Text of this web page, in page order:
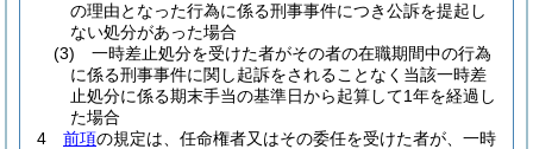
の理由となった行為に係る刑事事件につき公訴を提起し
ない処分があった場合
(3)
一時差止処分を受けた者がその者の在職期間中の行為
に係る刑事事件に関し起訴をされることなく当該一時差
止処分に係る期末手当の基準日から起算して1年を経過し
た場合
4
前項の規定は、任命権者又はその委任を受けた者が、一時